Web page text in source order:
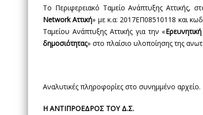
Το Περιφερειακό Ταμείο Ανάπτυξης Αττικής,
Network Αττική» με κ.α: 2017ΕΠ08510118 και
Ταμείου Ανάπτυξης Αττικής για την «
δημοσιότητας» στο πλαίσιο υλοποίησης της
Αναλυτικές πληροφορίες στο συνημμένο αρχείο.
Η ΑΝΤΙΠΡΟΕΔΡΟΣ ΤΟΥ Δ.Σ.